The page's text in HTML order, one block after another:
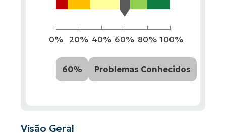
0% 20% 40% 60% 80% 100%
60% Problemas Conhecidos
Visão Geral